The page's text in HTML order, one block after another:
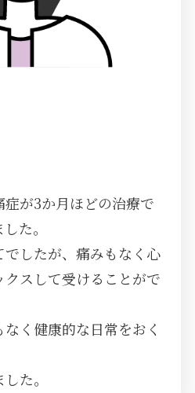
が3か月ほどの治療で
た。
したが、痛みもなく心
スして受けることがで
く健康的な日常をおく
た。